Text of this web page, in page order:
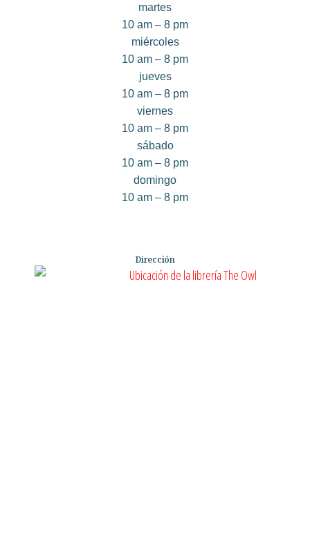
martes
10 am – 8 pm
miércoles
10 am – 8 pm
jueves
10 am – 8 pm
viernes
10 am – 8 pm
sábado
10 am – 8 pm
domingo
10 am – 8 pm
Dirección